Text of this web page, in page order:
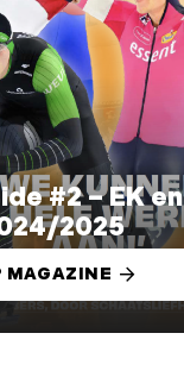
#2 – EK en
2025
MAGAZINE